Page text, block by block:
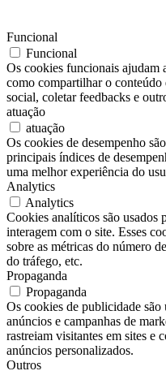
Funcional
Funcional
Os cookies funcionais ajudam
como compartilhar o
social, coletar feedbacks e
atuação
atuação
Os cookies de desempenho
principais índices de
uma melhor experiência do
Analytics
Analytics
Cookies analíticos são usados
interagem com o site. Esses
sobre as métricas do número
do tráfego, etc.
Propaganda
Propaganda
Os cookies de publicidade são
anúncios e campanhas de
rastreiam visitantes em sites e
anúncios personalizados.
Outros